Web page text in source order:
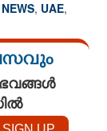
, UAE,